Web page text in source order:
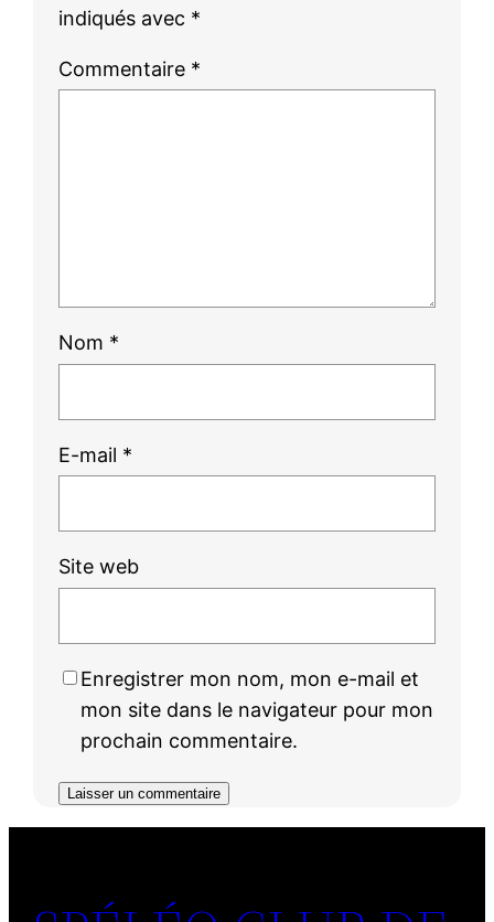
indiqués avec *
Commentaire *
Nom *
E-mail *
Site web
Enregistrer mon nom, mon e-mail et
mon site dans le navigateur pour mon
prochain commentaire.